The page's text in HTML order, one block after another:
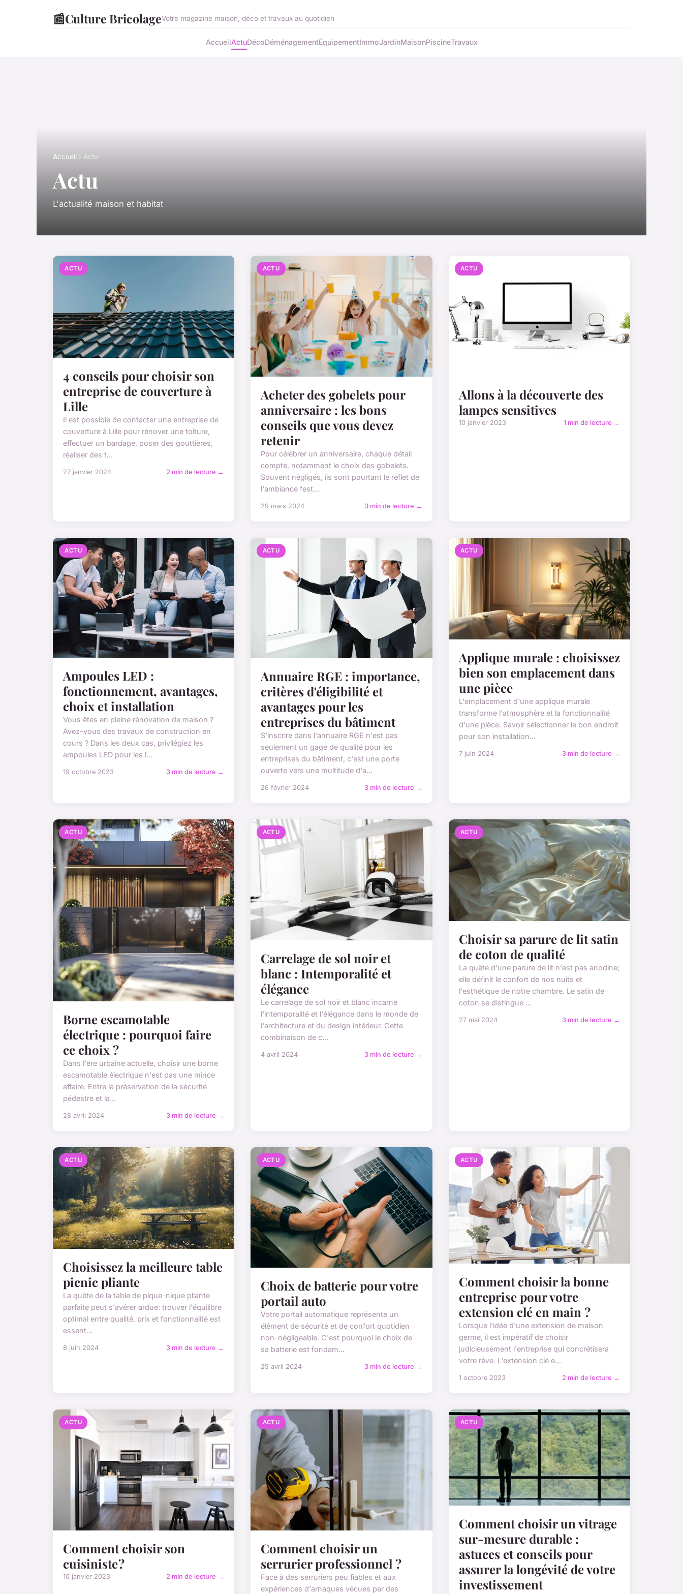
📰Culture BricolageVotre magazine maison, déco et travaux au quotidien
AccueilActuDécoDéménagementÉquipementImmoJardinMaisonPiscineTravaux
Accueil › Actu
Actu
L'actualité maison et habitat
ACTU
4 conseils pour choisir son
entreprise de couverture à
Lille
Il est possible de contacter une entreprise de
couverture à Lille pour rénover une toiture,
effectuer un bardage, poser des gouttières,
réaliser des t...
27 janvier 2024 2 min de lecture →
ACTU
Acheter des gobelets pour
anniversaire : les bons
conseils que vous devez
retenir
Pour célébrer un anniversaire, chaque détail
compte, notamment le choix des gobelets.
Souvent négligés, ils sont pourtant le reflet de
l'ambiance fest...
29 mars 2024 3 min de lecture →
ACTU
Allons à la découverte des
lampes sensitives
10 janvier 2023 1 min de lecture →
ACTU
Ampoules LED :
fonctionnement, avantages,
choix et installation
Vous êtes en pleine rénovation de maison ?
Avez-vous des travaux de construction en
cours ? Dans les deux cas, privilégiez les
ampoules LED pour les l...
19 octobre 2023 3 min de lecture →
ACTU
Annuaire RGE : importance,
critères d'éligibilité et
avantages pour les
entreprises du bâtiment
S'inscrire dans l'annuaire RGE n'est pas
seulement un gage de qualité pour les
entreprises du bâtiment, c'est une porte
ouverte vers une multitude d'a...
26 février 2024 3 min de lecture →
ACTU
Applique murale : choisissez
bien son emplacement dans
une pièce
L'emplacement d'une applique murale
transforme l'atmosphère et la fonctionnalité
d'une pièce. Savoir sélectionner le bon endroit
pour son installation...
7 juin 2024 3 min de lecture →
ACTU
Borne escamotable
électrique : pourquoi faire
ce choix ?
Dans l'ère urbaine actuelle, choisir une borne
escamotable électrique n'est pas une mince
affaire. Entre la préservation de la sécurité
pédestre et la...
28 avril 2024 3 min de lecture →
ACTU
Carrelage de sol noir et
blanc : Intemporalité et
élégance
Le carrelage de sol noir et blanc incarne
l'intemporalité et l'élégance dans le monde de
l'architecture et du design intérieur. Cette
combinaison de c...
4 avril 2024 3 min de lecture →
ACTU
Choisir sa parure de lit satin
de coton de qualité
La quête d'une parure de lit n'est pas anodine;
elle définit le confort de nos nuits et
l'esthétique de notre chambre. Le satin de
coton se distingue ...
27 mai 2024 3 min de lecture →
ACTU
Choisissez la meilleure table
picnic pliante
La quête de la table de pique-nique pliante
parfaite peut s'avérer ardue: trouver l'équilibre
optimal entre qualité, prix et fonctionnalité est
essent...
8 juin 2024 3 min de lecture →
ACTU
Choix de batterie pour votre
portail auto
Votre portail automatique représente un
élément de sécurité et de confort quotidien
non-négligeable. C'est pourquoi le choix de
sa batterie est fondam...
25 avril 2024 3 min de lecture →
ACTU
Comment choisir la bonne
entreprise pour votre
extension clé en main ?
Lorsque l'idée d'une extension de maison
germe, il est impératif de choisir
judicieusement l'entreprise qui concrétisera
votre rêve. L'extension clé e...
1 octobre 2023 2 min de lecture →
ACTU
Comment choisir son
cuisiniste ?
10 janvier 2023 2 min de lecture →
ACTU
Comment choisir un
serrurier professionnel ?
Face à des serruriers peu fiables et aux
expériences d'arnaques vécues par des
ACTU
Comment choisir un vitrage
sur-mesure durable :
astuces et conseils pour
assurer la longévité de votre
investissement